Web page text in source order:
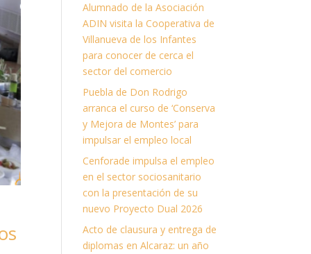
Alumnado de la Asociación
ADIN visita la Cooperativa de
Villanueva de los Infantes
para conocer de cerca el
sector del comercio
Puebla de Don Rodrigo
arranca el curso de ‘Conserva
y Mejora de Montes’ para
impulsar el empleo local
Cenforade impulsa el empleo
en el sector sociosanitario
con la presentación de su
nuevo Proyecto Dual 2026
Acto de clausura y entrega de
diplomas en Alcaraz: un año